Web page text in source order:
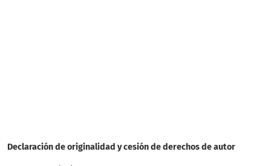
Declaración de originalidad y cesión de derechos de autor